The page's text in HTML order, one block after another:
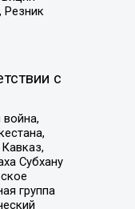
Резник
с
Субхану
группа